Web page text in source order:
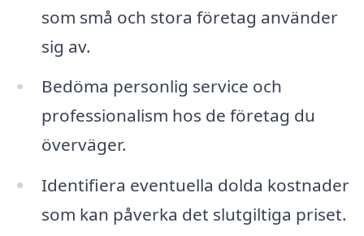
som små och stora företag använder
sig av.
Bedöma personlig service och
professionalism hos de företag du
överväger.
Identifiera eventuella dolda kostnader
som kan påverka det slutgiltiga priset.